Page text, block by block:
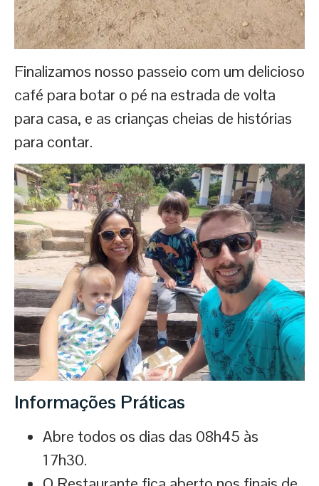
Finalizamos nosso passeio com um delicioso
café para botar o pé na estrada de volta
para casa, e as crianças cheias de histórias
para contar.
Informações Práticas
Abre todos os dias das 08h45 às
17h30.